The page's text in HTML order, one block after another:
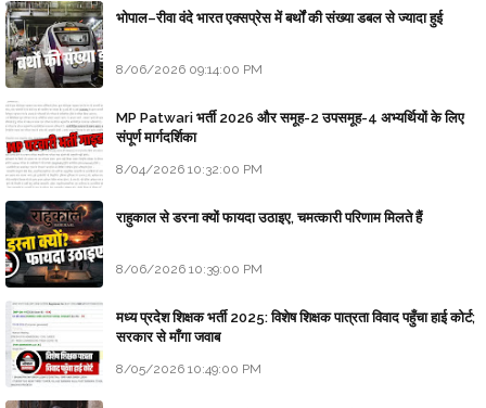
भोपाल–रीवा वंदे भारत एक्सप्रेस में बर्थों की संख्या डबल से ज्यादा हुई
8/06/2026 09:14:00 PM
MP Patwari भर्ती 2026 और समूह-2 उपसमूह-4 अभ्यर्थियों के लिए
संपूर्ण मार्गदर्शिका
8/04/2026 10:32:00 PM
राहुकाल से डरना क्यों फायदा उठाइए, चमत्कारी परिणाम मिलते हैं
8/06/2026 10:39:00 PM
मध्य प्रदेश शिक्षक भर्ती 2025: विशेष शिक्षक पात्रता विवाद पहुँचा हाई कोर्ट;
सरकार से माँगा जवाब
8/05/2026 10:49:00 PM